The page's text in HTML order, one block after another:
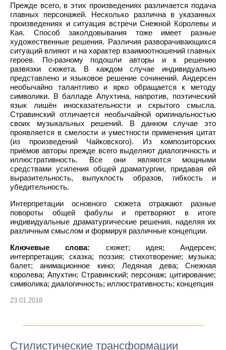
Прежде всего, в этих произведениях различается подача
главных персонажей. Несколько различна в указанных
произведениях и ситуация встречи Снежной Королевы и
Кая. Способ заколдовывания тоже имеет разные
художественные решения. Различия разворачивающихся
ситуаций влияют и на характер взаимоотношений главных
героев. По-разному подошли авторы и к решению
развязки сюжета. В каждом случае индивидуально
представлено и языковое решение сочинений. Андерсен
необычайно талантливо и ярко обращается к методу
символики. В балладе Апухтина, напротив, поэтический
язык лишён иносказательности и скрытого смысла.
Стравинский отличается необычайной оригинальностью
своих музыкальных решений. В данном случае это
проявляется в смелости и уместности применения цитат
(из произведений Чайковского). Из композиторских
приёмов авторы прежде всего выделяют диалогичность и
иллюстративность. Все они являются мощными
средствами усиления общей драматургии, придавая ей
выразительность, выпуклость образов, гибкость и
убедительность.
Интерпретации основного сюжета отражают разные
повороты общей фабулы и претворяют в итоге
индивидуальные драматургические решения, наделяя их
различным смыслом и формируя различные концепции.
Ключевые слова: сюжет; идея; Андерсен;
интерпретация; сказка; поэзия; стихотворение; музыка;
балет; анимационное кино; Ледяная дева; Снежная
королева; Апухтин; Стравинский; персонаж; цитирование;
символика; диалогичность; иллюстративность; концепция
23.01.2018
Стилистические трансформации